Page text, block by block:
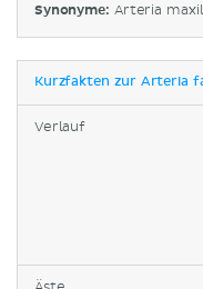
Synonyme: Arteria
Kurzfakten zur Arteria
Verlauf